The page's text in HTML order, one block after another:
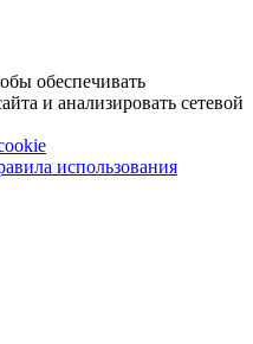
обеспечивать
и анализировать сетевой
использования